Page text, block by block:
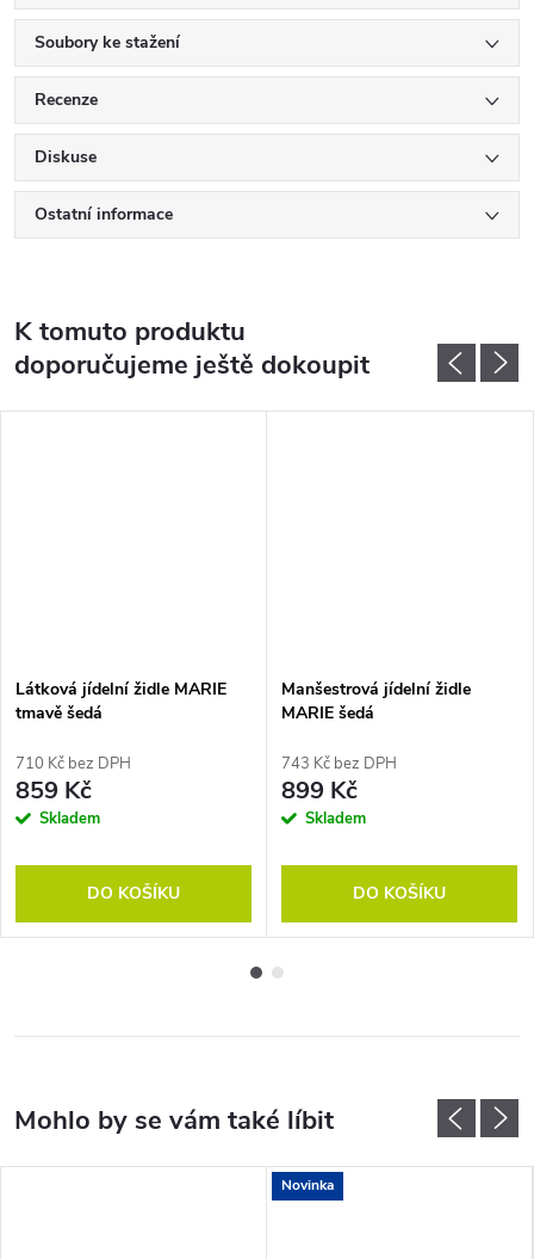
Soubory ke stažení
Recenze
Diskuse
Ostatní informace
K tomuto produktu
doporučujeme ještě dokoupit
Látková jídelní židle MARIE
tmavě šedá
710 Kč bez DPH
859 Kč
Skladem
DO KOŠÍKU
Manšestrová jídelní židle
MARIE šedá
743 Kč bez DPH
899 Kč
Skladem
DO KOŠÍKU
Novinka